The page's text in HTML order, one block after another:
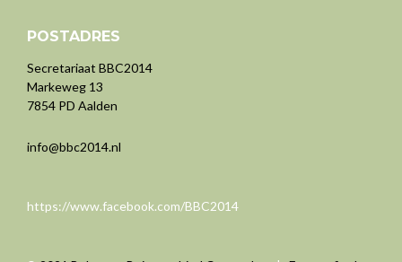
POSTADRES
Secretariaat BBC2014
Markeweg 13
7854 PD Aalden
info@bbc2014.nl
https://www.facebook.com/BBC2014